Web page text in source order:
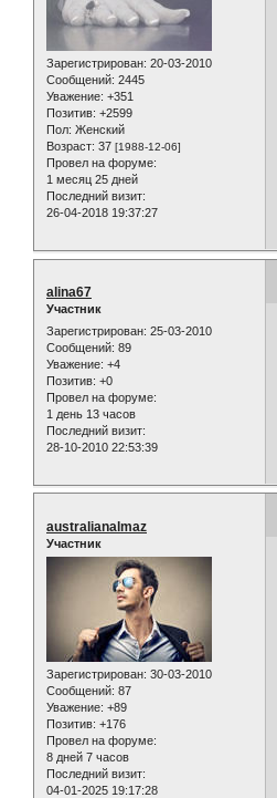
Зарегистрирован: 20-03-2010
Сообщений: 2445
Уважение: +351
Позитив: +2599
Пол: Женский
Возраст: 37 [1988-12-06]
Провел на форуме:
1 месяц 25 дней
Последний визит:
26-04-2018 19:37:27
alina67
Участник
Зарегистрирован: 25-03-2010
Сообщений: 89
Уважение: +4
Позитив: +0
Провел на форуме:
1 день 13 часов
Последний визит:
28-10-2010 22:53:39
australianalmaz
Участник
Зарегистрирован: 30-03-2010
Сообщений: 87
Уважение: +89
Позитив: +176
Провел на форуме:
8 дней 7 часов
Последний визит:
04-01-2025 19:17:28